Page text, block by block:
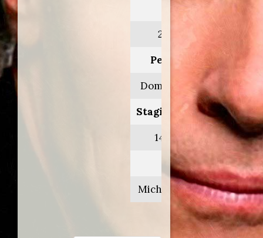
Anno:
2003>2012
Personaggio:
Dominick Marone
Stagione.Episodio:
1472 episodi
Regia di:
Michael Stich/vari